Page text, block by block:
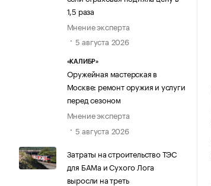
1,5 раза
Мнение эксперта
5 августа 2026
«КАЛИБР»
Оружейная мастерская в
Москве: ремонт оружия и услуги
перед сезоном
Мнение эксперта
5 августа 2026
Затраты на строительство ТЭС
для БАМа и Сухого Лога
выросли на треть